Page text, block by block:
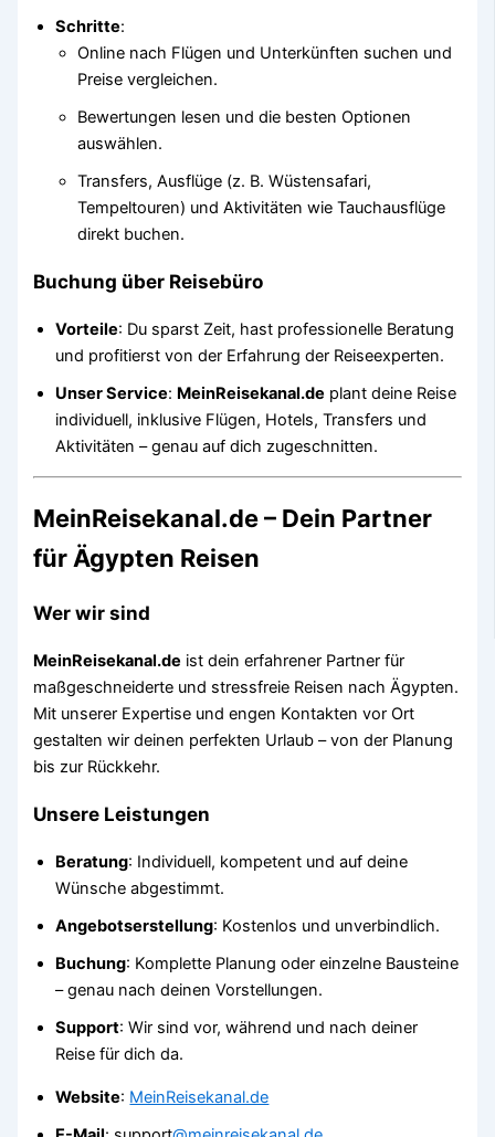
Schritte:
Online nach Flügen und Unterkünften suchen und
Preise vergleichen.
Bewertungen lesen und die besten Optionen
auswählen.
Transfers, Ausflüge (z. B. Wüstensafari,
Tempeltouren) und Aktivitäten wie Tauchausflüge
direkt buchen.
Buchung über Reisebüro
Vorteile: Du sparst Zeit, hast professionelle Beratung
und profitierst von der Erfahrung der Reiseexperten.
Unser Service: MeinReisekanal.de plant deine Reise
individuell, inklusive Flügen, Hotels, Transfers und
Aktivitäten – genau auf dich zugeschnitten.
MeinReisekanal.de – Dein Partner
für Ägypten Reisen
Wer wir sind
MeinReisekanal.de ist dein erfahrener Partner für
maßgeschneiderte und stressfreie Reisen nach Ägypten.
Mit unserer Expertise und engen Kontakten vor Ort
gestalten wir deinen perfekten Urlaub – von der Planung
bis zur Rückkehr.
Unsere Leistungen
Beratung: Individuell, kompetent und auf deine
Wünsche abgestimmt.
Angebotserstellung: Kostenlos und unverbindlich.
Buchung: Komplette Planung oder einzelne Bausteine
– genau nach deinen Vorstellungen.
Support: Wir sind vor, während und nach deiner
Reise für dich da.
Website: MeinReisekanal.de